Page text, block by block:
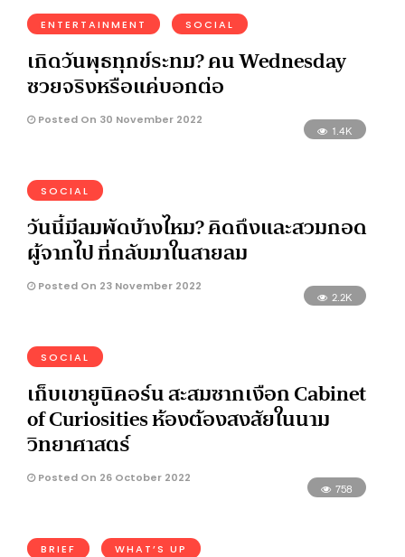
ENTERTAINMENT SOCIAL
เกิดวันพุธทุกข์ระทม? คน Wednesday
ซวยจริงหรือแค่บอกต่อ
Posted On 30 November 2022
1.4K
SOCIAL
วันนี้มีลมพัดบ้างไหม? คิดถึงและสวมกอด
ผู้จากไป ที่กลับมาในสายลม
Posted On 23 November 2022
2.2K
SOCIAL
เก็บเขายูนิคอร์น สะสมซากเงือก Cabinet
of Curiosities ห้องต้องสงสัยในนาม
วิทยาศาสตร์
Posted On 26 October 2022
758
BRIEF WHAT’S UP